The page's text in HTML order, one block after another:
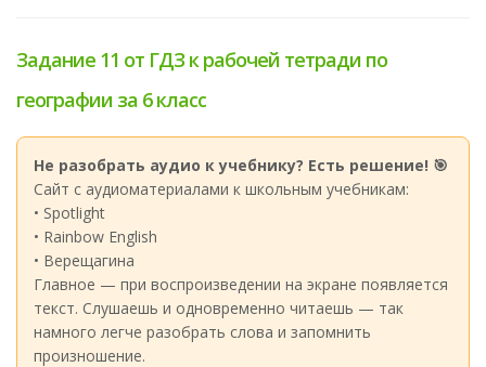
Задание 11 от ГДЗ к рабочей тетради по
географии за 6 класс
Не разобрать аудио к учебнику? Есть решение! 🎯
Сайт с аудиоматериалами к школьным учебникам:
• Spotlight
• Rainbow English
• Верещагина
Главное — при воспроизведении на экране появляется
текст. Слушаешь и одновременно читаешь — так
намного легче разобрать слова и запомнить
произношение.